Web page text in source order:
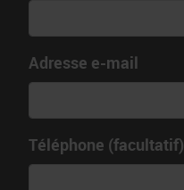
Adresse e-mail
Téléphone (facultatif)